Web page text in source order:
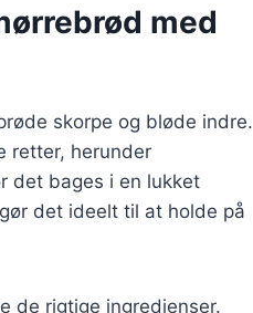
med
skorpe og bløde indre.
retter, herunder
det bages i en lukket
det ideelt til at holde på
de rigtige ingredienser.